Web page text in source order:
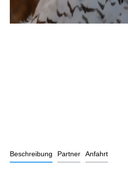
Beschreibung Partner Anfahrt